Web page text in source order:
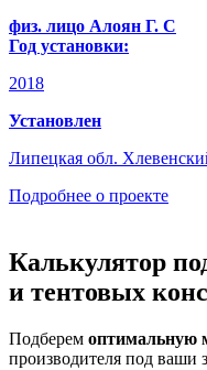
физ. лицо Алоян Г. С
Год установки:
2018
Установлен
Липецкая обл.
Подробнее о проекте
Калькулятор
и тентовых
Подберем оптимальную
производителя под ваши